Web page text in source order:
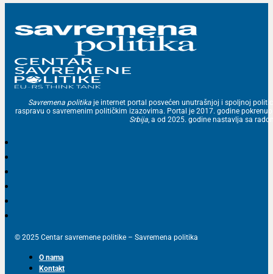
Savremena politika je internet portal posvećen unutrašnjoj i spoljnoj
raspravu o savremenim političkim izazovima. Portal je 2017. godine
Srbija, a od 2025. godine nastavlja sa
© 2025 Centar savremene politike – Savremena politika
O nama
Kontakt